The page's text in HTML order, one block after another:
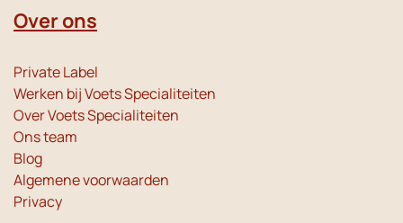
Over ons
Private Label
Werken bij Voets Specialiteiten
Over Voets Specialiteiten
Ons team
Blog
Algemene voorwaarden
Privacy